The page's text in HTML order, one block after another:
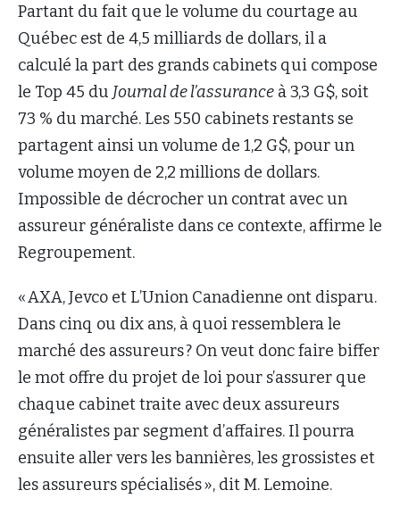
Partant du fait que le volume du courtage au
Québec est de 4,5 milliards de dollars, il a
calculé la part des grands cabinets qui compose
le Top 45 du Journal de l’assurance à 3,3 G$, soit
73 % du marché. Les 550 cabinets restants se
partagent ainsi un volume de 1,2 G$, pour un
volume moyen de 2,2 millions de dollars.
Impossible de décrocher un contrat avec un
assureur généraliste dans ce contexte, affirme le
Regroupement.
« AXA, Jevco et L’Union Canadienne ont disparu.
Dans cinq ou dix ans, à quoi ressemblera le
marché des assureurs ? On veut donc faire biffer
le mot offre du projet de loi pour s’assurer que
chaque cabinet traite avec deux assureurs
généralistes par segment d’affaires. Il pourra
ensuite aller vers les bannières, les grossistes et
les assureurs spécialisés », dit M. Lemoine.